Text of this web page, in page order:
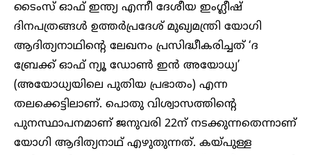
ടൈംസ് ഓഫ് ഇന്ത്യ എന്നീ ദേശീയ ഇംഗ്ലീഷ്
ദിനപത്രങ്ങള്‍ ഉത്തര്‍പ്രദേശ് മുഖ്യമന്ത്രി യോഗി
ആദിത്യനാഥിന്റെ ലേഖനം പ്രസിദ്ധീകരിച്ചത് ‘ദ
ബ്രേക്ക് ഓഫ് ന്യൂ ഡോണ്‍ ഇന്‍ അയോധ്യ’
(അയോധ്യയിലെ പുതിയ പ്രഭാതം) എന്ന
തലക്കെട്ടിലാണ്. പൊതു വിശ്വാസത്തിന്റെ
പുനസ്ഥാപനമാണ് ജനുവരി 22ന് നടക്കുന്നതെന്നാണ്
യോഗി ആദിത്യനാഥ് എഴുതുന്നത്. കയ്പുള്ള